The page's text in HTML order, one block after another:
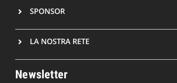
SPONSOR
LA NOSTRA RETE
Newsletter